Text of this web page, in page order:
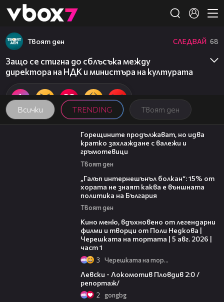
👾
Всички TRENDING Твоят ден
Твоят ден СЛЕДВАЙ 68
Защо се стигна до сблъсъка между
директора на НДК и министъра на културата
02:31
Горещините продължават, но идва
кратко захлаждане с валежи и
гръмотевици
Твоят ден
„Галъп интернешънъл болкан“: 15% от
хората не знаят каква е външната
политика на България
Твоят ден
Кино меню, вдъхновено от легендарни
филми и творци от Поли Недкова |
Черешката на тортата | 5 авг. 2026 |
част 1
3 Черешката на тортата
Левски - Локомотив Пловдив 2:0 /
репортаж/
2 gongbg